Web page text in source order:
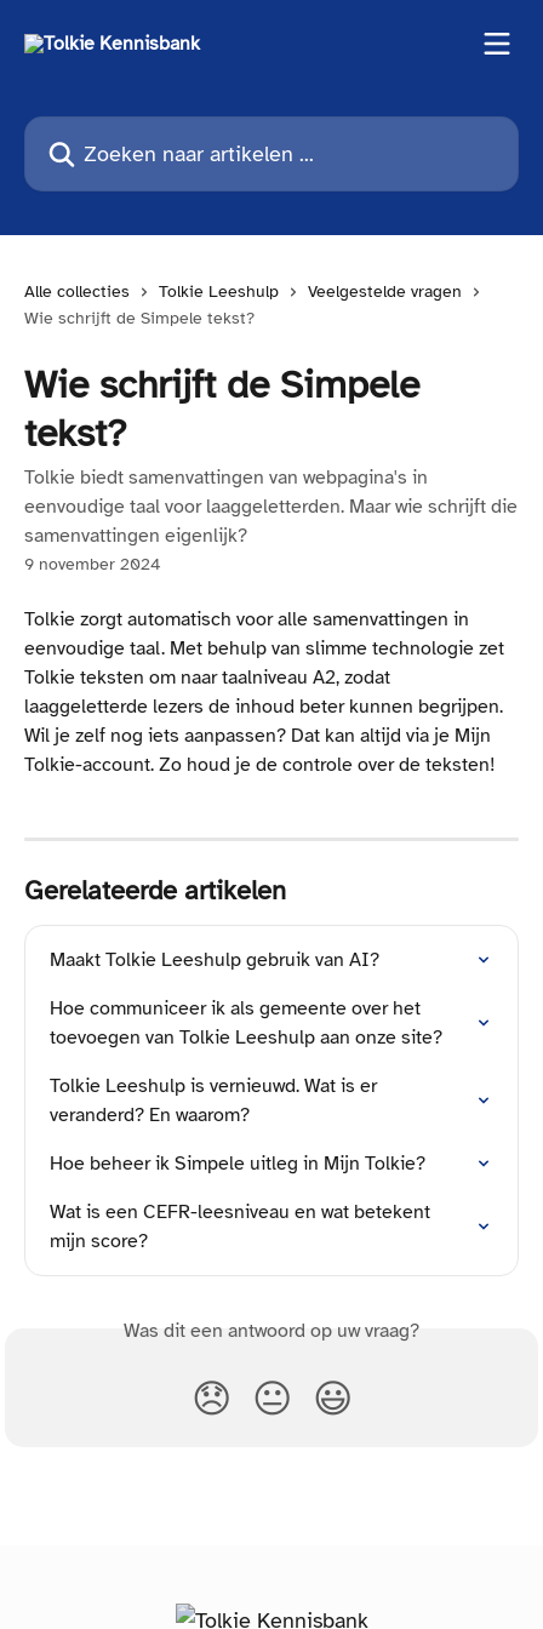
Zoeken naar artikelen ...
Alle collecties Tolkie Leeshulp
Veelgestelde vragen
Wie schrijft de Simpele tekst?
Wie schrijft de Simpele
tekst?
Tolkie biedt samenvattingen van webpagina's in
eenvoudige taal voor laaggeletterden. Maar wie schrijft die
samenvattingen eigenlijk?
9 november 2024
Tolkie zorgt automatisch voor alle samenvattingen in
eenvoudige taal. Met behulp van slimme technologie zet
Tolkie teksten om naar taalniveau A2, zodat
laaggeletterde lezers de inhoud beter kunnen begrijpen.
Wil je zelf nog iets aanpassen? Dat kan altijd via je Mijn
Tolkie-account. Zo houd je de controle over de teksten!
Gerelateerde artikelen
Maakt Tolkie Leeshulp gebruik van AI?
Hoe communiceer ik als gemeente over het
toevoegen van Tolkie Leeshulp aan onze site?
Tolkie Leeshulp is vernieuwd. Wat is er
veranderd? En waarom?
Hoe beheer ik Simpele uitleg in Mijn Tolkie?
Wat is een CEFR-leesniveau en wat betekent
mijn score?
Was dit een antwoord op uw vraag?
😞 😐 😃